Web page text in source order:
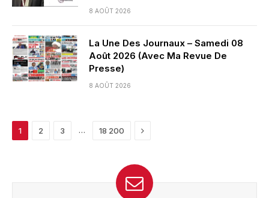
8 AOÛT 2026
La Une Des Journaux – Samedi 08
Août 2026 (Avec Ma Revue De
Presse)
8 AOÛT 2026
1 2 3 … 18 200 Next